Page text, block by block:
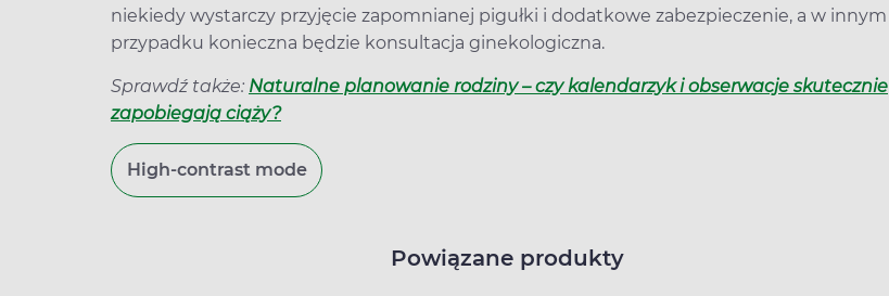
niekiedy wystarczy przyjęcie zapomnianej pigułki i dodatkowe zabezpieczenie, a w innym
przypadku konieczna będzie konsultacja ginekologiczna.
Sprawdź także: Naturalne planowanie rodziny – czy kalendarzyk i obserwacje skutecznie
zapobiegają ciąży?
High-contrast mode
Powiązane produkty